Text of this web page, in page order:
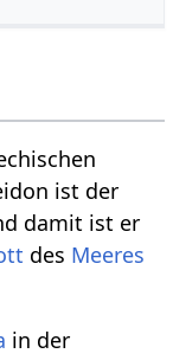
ist der
damit ist er
des Meeres
in der